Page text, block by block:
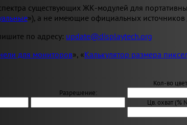
существующих ЖК-модулей для
»), а не имеющие официальных
по адресу: update@displaytech.org
для мониторов», «Калькулятор размера
Разрешение:
Кол-во
Цв. охват (%